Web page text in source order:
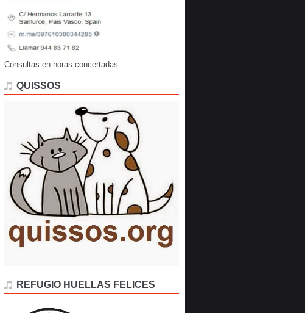
Consultas en horas concertadas
QUISSOS
REFUGIO HUELLAS FELICES